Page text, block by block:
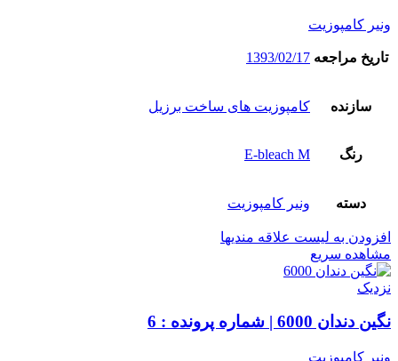
ونیر کامپوزیت
تاریخ مراجعه 1393/02/17
سازنده کامپوزیت های ساخت برزیل
رنگ E-bleach M
دسته ونیر کامپوزیت
افزودن به لیست علاقه مندیها
مشاهده سریع
نزدیک
نگین دندان 6000 | شماره پرونده : 6
ونیر کامپوزیت